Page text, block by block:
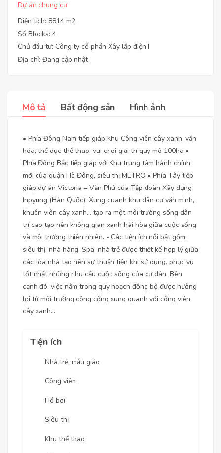
Dự án chung cư
Diện tích: 8814 m2
Số Blocks: 4
Chủ đầu tư: Công ty cổ phần Xây lắp điện I
Địa chỉ: Đang cập nhật
Mô tả Bất động sản Hình ảnh
• Phía Đông Nam tiếp giáp Khu Công viên cây xanh, văn
hóa, thể dục thể thao, vui chơi giải trí quy mô 100ha •
Phía Đông Bắc tiếp giáp với Khu trung tâm hành chính
mới của quận Hà Đông, siêu thị METRO • Phía Tây tiếp
giáp dự án Victoria – Văn Phú của Tập đoàn Xây dựng
Inpyung (Hàn Quốc). Xung quanh khu dân cư văn minh,
khuôn viên cây xanh… tạo ra một môi trường sống dân
trí cao tạo nên không gian xanh hài hòa giữa cuộc sống
và môi trường thiên nhiên. - Các tiện ích nổi bật gồm:
siêu thị, nhà hàng, Spa, nhà trẻ được thiết kế hợp lý giữa
các tòa nhà tạo nên sự thuận tiện khi sử dụng, phục vụ
tốt nhất những nhu cầu cuộc sống của cư dân. Bên
cạnh đó, việc nằm trong quy hoạch đồng bộ được hưởng
lợi từ môi trường công cộng xung quanh với công viên
cây xanh…
Tiện ích
Nhà trẻ, mẫu giáo
Công viên
Hồ bơi
Siêu thị
Khu thể thao